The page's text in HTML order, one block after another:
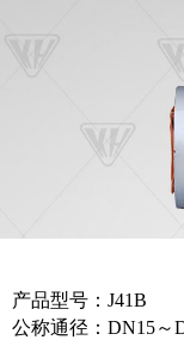
产品型号：J41B
公称通径：DN15～